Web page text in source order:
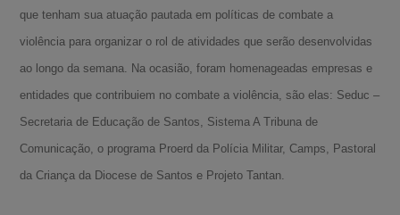
que tenham sua atuação pautada em políticas de combate a
violência para organizar o rol de atividades que serão desenvolvidas
ao longo da semana. Na ocasião, foram homenageadas empresas e
entidades que contribuiem no combate a violência, são elas: Seduc –
Secretaria de Educação de Santos, Sistema A Tribuna de
Comunicação, o programa Proerd da Polícia Militar, Camps, Pastoral
da Criança da Diocese de Santos e Projeto Tantan.